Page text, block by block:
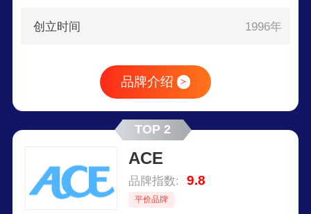
创立时间 1996年
品牌介绍 >
TOP 2
ACE
品牌指数: 9.8
平价品牌